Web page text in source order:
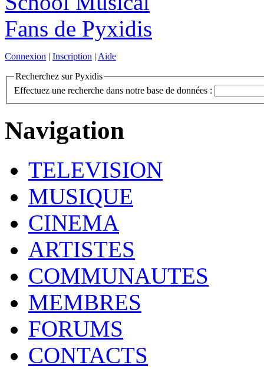
Connexion | Inscription | Aide
Recherchez sur Pyxidis
Effectuez une recherche dans notre base de données :
Navigation
TELEVISION
MUSIQUE
CINEMA
ARTISTES
COMMUNAUTES
MEMBRES
FORUMS
CONTACTS